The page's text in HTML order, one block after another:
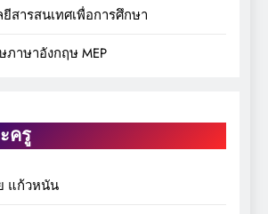
สารสนเทศเพื่อการศึกษา
ภาษาอังกฤษ MEP
ครู
แก้วหนัน